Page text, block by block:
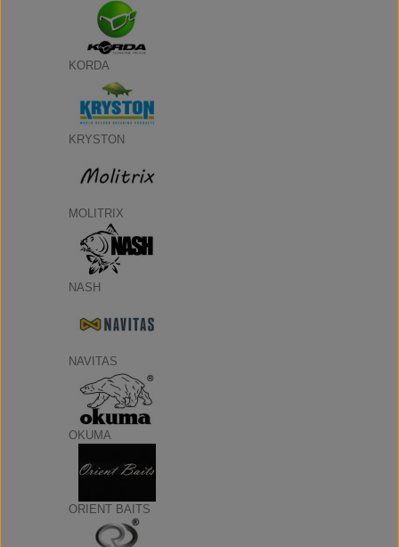
KORDA
KRYSTON
MOLITRIX
NASH
NAVITAS
OKUMA
ORIENT BAITS